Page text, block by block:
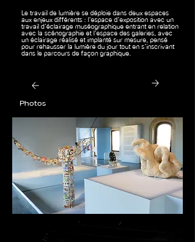
Le travail de lumière se déploie dans deux espaces
aux enjeux différents : l’espace d’exposition avec un
travail d’éclairage muséographique entrant en relation
avec la scénographie et l’espace des galeries, avec
un éclairage réalisé et implanté sur mesure, pensé
pour rehausser la lumière du jour tout en s’inscrivant
dans le parcours de façon graphique.
Photos